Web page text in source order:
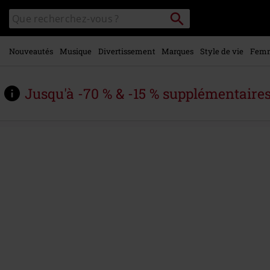
contenu
principal
Rechercher
sur
le
catalogue
Rechercher
Nouveautés Musique Divertissement Marques Style de vie
Jusqu'à -70 % & -15 %